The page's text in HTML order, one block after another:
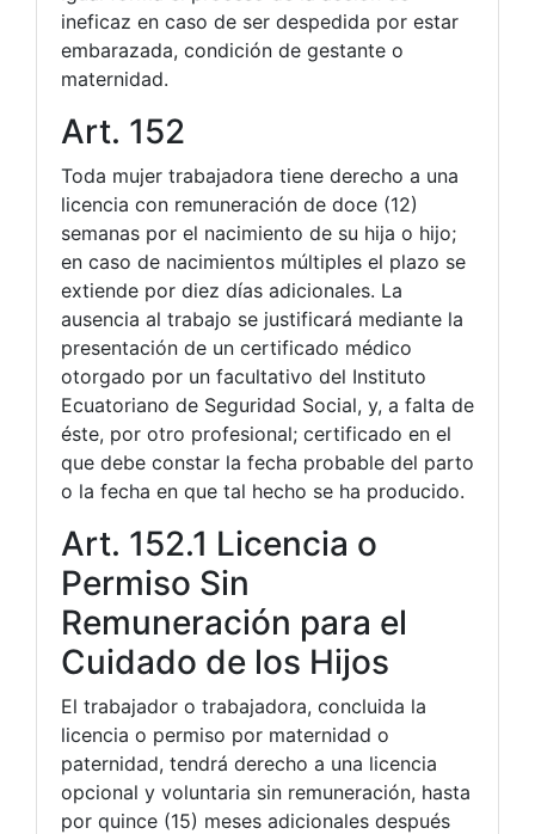
ineficaz en caso de ser despedida por estar
embarazada, condición de gestante o
maternidad.
Art. 152
Toda mujer trabajadora tiene derecho a una
licencia con remuneración de doce (12)
semanas por el nacimiento de su hija o hijo;
en caso de nacimientos múltiples el plazo se
extiende por diez días adicionales. La
ausencia al trabajo se justificará mediante la
presentación de un certificado médico
otorgado por un facultativo del Instituto
Ecuatoriano de Seguridad Social, y, a falta de
éste, por otro profesional; certificado en el
que debe constar la fecha probable del parto
o la fecha en que tal hecho se ha producido.
Art. 152.1 Licencia o
Permiso Sin
Remuneración para el
Cuidado de los Hijos
El trabajador o trabajadora, concluida la
licencia o permiso por maternidad o
paternidad, tendrá derecho a una licencia
opcional y voluntaria sin remuneración, hasta
por quince (15) meses adicionales después